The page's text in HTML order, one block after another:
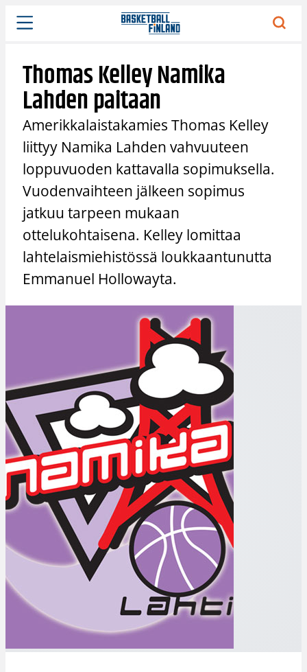
Siirry
sisältöön
Thomas Kelley Namika
Lahden paitaan
Amerikkalaistakamies Thomas Kelley
liittyy Namika Lahden vahvuuteen
loppuvuoden kattavalla sopimuksella.
Vuodenvaihteen jälkeen sopimus
jatkuu tarpeen mukaan
ottelukohtaisena. Kelley lomittaa
lahtelaismiehistössä loukkaantunutta
Emmanuel Hollowayta.